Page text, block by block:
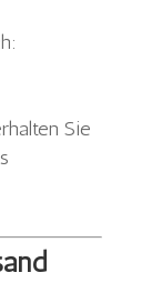
Sie